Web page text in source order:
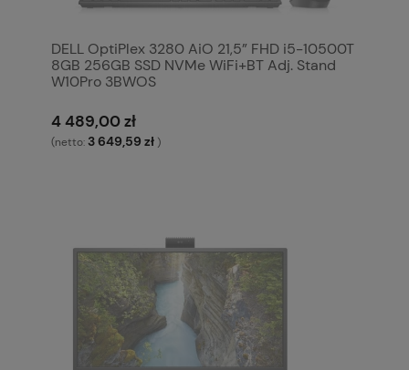
DELL OptiPlex 3280 AiO 21,5” FHD i5-10500T
8GB 256GB SSD NVMe WiFi+BT Adj. Stand
W10Pro 3BWOS
4 489,00 zł
(netto:3 649,59 zł )